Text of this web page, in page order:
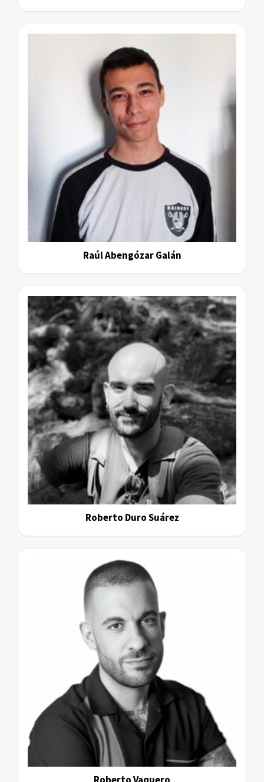
Raúl Abengózar Galán
Roberto Duro Suárez